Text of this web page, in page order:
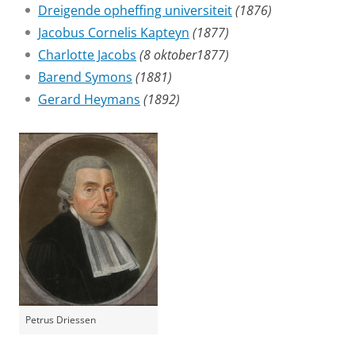
Dreigende opheffing universiteit(1876)
Jacobus Cornelis Kapteyn (1877)
Charlotte Jacobs (8 oktober1877)
Barend Symons (1881)
Gerard Heymans (1892)
Petrus Driessen